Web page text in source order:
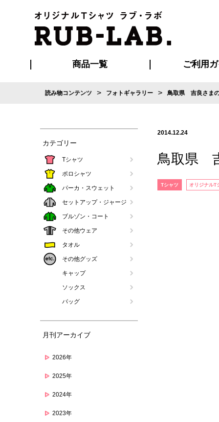
商品一覧 ご利用
ご利用ガ
はじめて
再注文の
お支払い方法
割引まとめ
発送・特急サー
版の保管期限
よくある
読み物コンテンツ > フォトギャラリー > 鳥取県 吉良さま
カテゴリー
Tシャツ
ポロシャツ
パーカ・スウェット
セットアップ・ジャージ
ブルゾン・コート
その他ウェア
タオル
その他グッズ
キャップ
ソックス
バッグ
月刊アーカイブ
2026年
2025年
2024年
2023年
2014.12.24
鳥取県
Tシャツ オリジナルT